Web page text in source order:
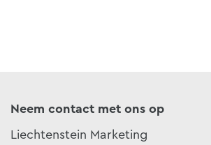
Neem contact met ons op
Liechtenstein Marketing